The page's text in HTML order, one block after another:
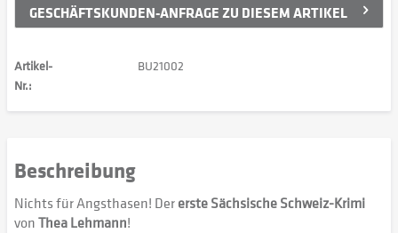
GESCHÄFTSKUNDEN-ANFRAGE ZU DIESEM ARTIKEL
Artikel-
Nr.:
BU21002
Beschreibung
Nichts für Angsthasen! Dererste Sächsische Schweiz-Krimi
vonThea Lehmann!